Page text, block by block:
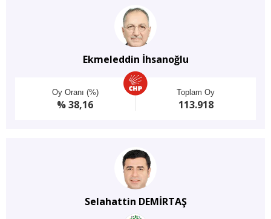
Ekmeleddin İhsanoğlu
Oy Oranı (%)
% 38,16
Toplam Oy
113.918
Selahattin DEMİRTAŞ